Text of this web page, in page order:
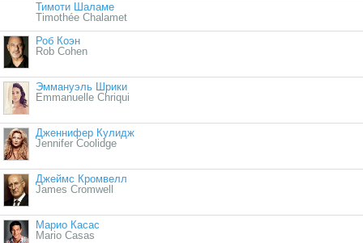
Тимоти Шаламе
Timothée Chalamet
Роб Коэн
Rob Cohen
Эммануэль Шрики
Emmanuelle Chriqui
Дженнифер Кулидж
Jennifer Coolidge
Джеймс Кромвелл
James Cromwell
Марио Касас
Mario Casas